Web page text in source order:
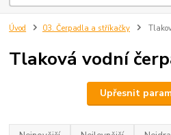
Úvod 03. Čerpadla a stříkačky
Tlaková vodní
Upřesnit